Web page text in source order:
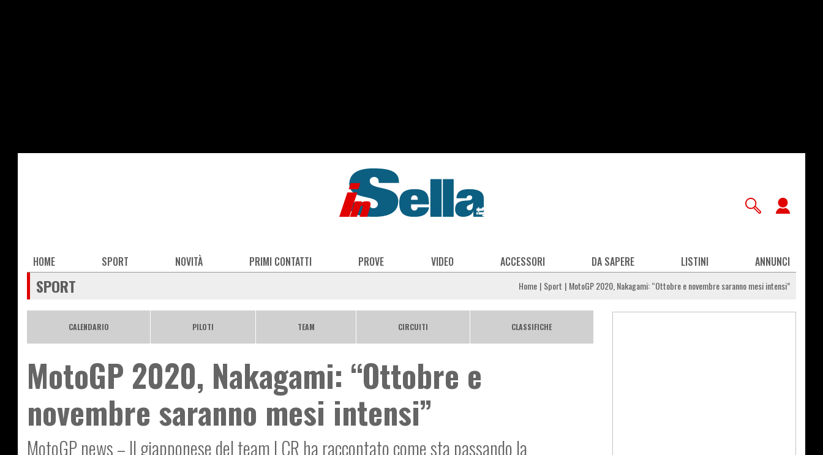
Main
navigation
HOME SPORT NOVITÀ PRIMI CONTATTI PROVE VIDEO ACCESSORI DA SAPERE LISTINI ANNUNCI
SPORT Home Sport MotoGP 2020, Nakagami: “Ottobre e novembre saranno mesi intensi”
CALENDARIO PILOTI TEAM CIRCUITI CLASSIFICHE
MotoGP 2020, Nakagami: “Ottobre e
novembre saranno mesi intensi”
MotoGP news – Il giapponese del team LCR ha raccontato come sta passando la